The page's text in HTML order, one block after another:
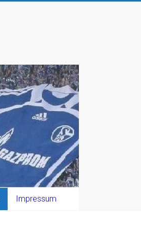
Impressum